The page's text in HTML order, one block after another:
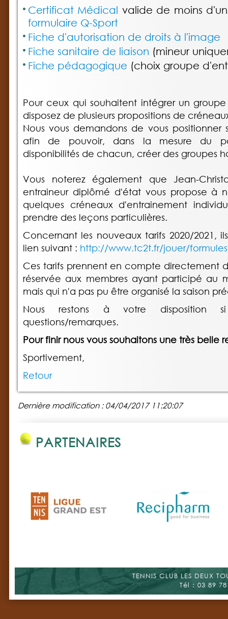
Certificat Médical valide de moins
formulaire Q-Sport
Fiche d'autorisation de droits à l'image
Fiche sanitaire de liaison (mineur
Fiche pédagogique (choix groupe
Pour ceux qui souhaitent intégrer un
disposez de plusieurs propositions de
Nous vous demandons de vous positionner
afin de pouvoir, dans la mesure du
disponibilités de chacun, créer des groupes
Vous noterez également que Jean-
entraineur diplômé d'état vous propose à
quelques créneaux d'entrainement
prendre des leçons particulières.
Concernant les nouveaux tarifs 2020/2021,
lien suivant : http://www.tc2t.fr/jouer/
Ces tarifs prennent en compte directement
réservée aux membres ayant participé au
mais qui n'a pas pu être organisé la saison
Nous restons à votre disposition
questions/remarques.
Pour finir nous vous souhaitons une très belle
Sportivement,
Retour
Dernière modification : 04/04/2017 11:20:07
PARTENAIRES
TENNIS CLUB LES DEUX
Tél : 03 89